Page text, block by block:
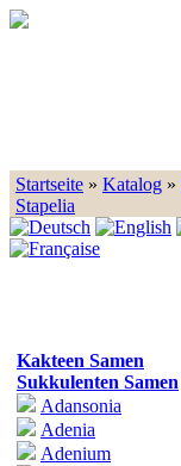
Startseite » Katalog »
Stapelia
Kakteen Samen
Sukkulenten Samen
Adansonia
Adenia
Adenium